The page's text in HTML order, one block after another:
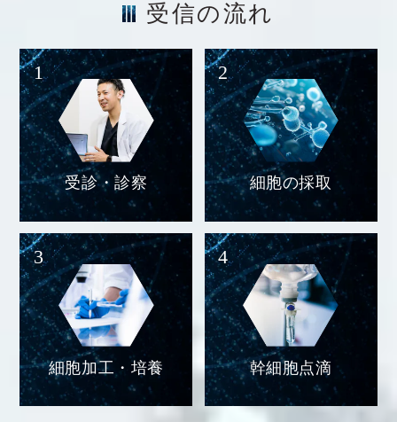
受信の流れ
1
受診・診察
2
細胞の採取
3
細胞加工・培養
4
幹細胞点滴